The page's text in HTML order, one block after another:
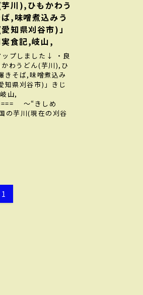
川),ひもかわう
,味噌煮込みう
知県刈谷市)」
食記,岐山,
プしました↓ ・良
わうどん(芋川),ひ
きそば,味噌煮込み
知県刈谷市)」きじ
山,
～“きしめ
の芋川(現在の刈谷
1